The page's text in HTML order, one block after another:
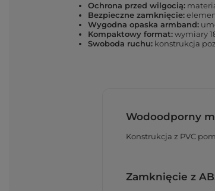
Ochrona przed wilgocią:
Bezpieczne zamknięcie:
Wygodna opaska armband:
Kompaktowy format:wymiary
Swoboda ruchu: konstrukcja
Wodoodporny
Konstrukcja z PVC
Zamknięcie z